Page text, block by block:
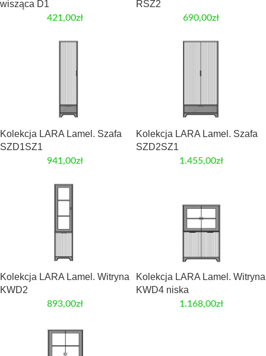
wisząca D1
421,00zł
RSZ2
690,00zł
Kolekcja LARA Lamel. Szafa
SZD1SZ1
941,00zł
Kolekcja LARA Lamel. Szafa
SZD2SZ1
1.455,00zł
Kolekcja LARA Lamel. Witryna
KWD2
893,00zł
Kolekcja LARA Lamel. Witryna
KWD4 niska
1.168,00zł